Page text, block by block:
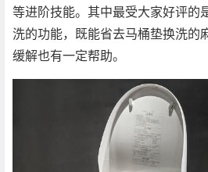
等进阶技能。其中最受大家好评的
洗的功能，既能省去马桶垫换洗的
缓解也有一定帮助。